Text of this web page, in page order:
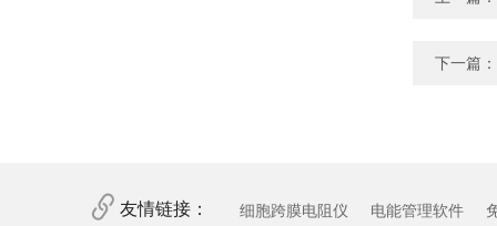
下一篇：
友情链接： 细胞跨膜电阻仪 电能管理软件